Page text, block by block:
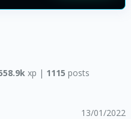
xp | 1115 posts
13/01/2022